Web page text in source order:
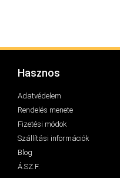
Hasznos
Adatvédelem
Rendelés menete
Fizetési módok
Szállítási információk
Blog
Á.SZ.F.